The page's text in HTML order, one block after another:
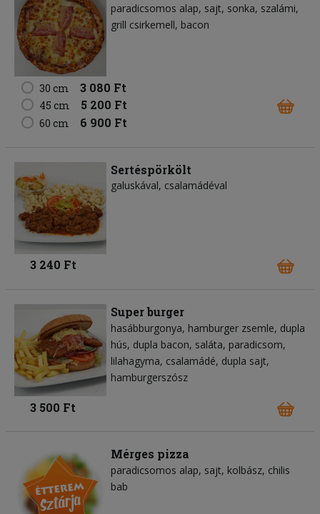
paradicsomos alap sajt sonka szalámi
grill csirkemell bacon
30 cm 3 080 Ft
45 cm 5 200 Ft
60 cm 6 900 Ft
Sertéspörkölt
galuskával, csalamádéval
3 240 Ft
Super burger
hasábburgonya hamburger zsemle dupla
hús dupla bacon saláta paradicsom
lilahagyma csalamádé dupla sajt
hamburgerszósz
3 500 Ft
Mérges pizza
paradicsomos alap sajt kolbász chilis
bab